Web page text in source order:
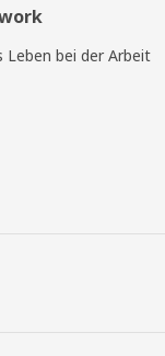
Leben bei der Arbeit